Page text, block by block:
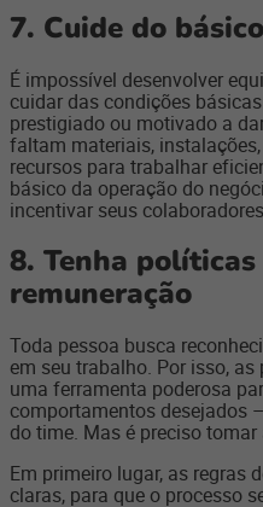
7. Cuide do básico
É impossível desenvolver
cuidar das condições
prestigiado ou motivado a
faltam materiais,
recursos para trabalhar
básico da operação do
incentivar seus
8. Tenha
remuneração
Toda pessoa busca
em seu trabalho. Por isso,
uma ferramenta poderosa
comportamentos desejados
do time. Mas é preciso
Em primeiro lugar, as regras
claras, para que o processo